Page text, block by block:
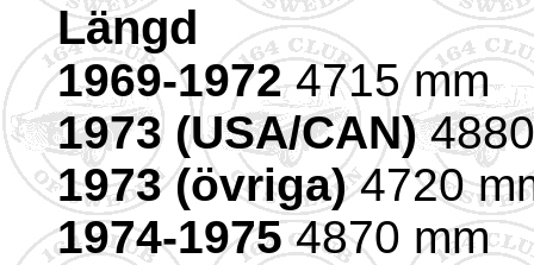
Längd
1969-19724715 mm
1973 (USA/CAN)
1973 (övriga)4720
1974-19754870 mm